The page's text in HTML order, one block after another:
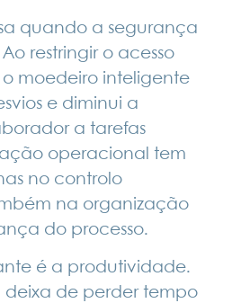
quando a segurança
restringir o acesso
moedeiro inteligente
e diminui a
a tarefas
operacional tem
no controlo
na organização
do processo.
é a produtividade.
de perder tempo